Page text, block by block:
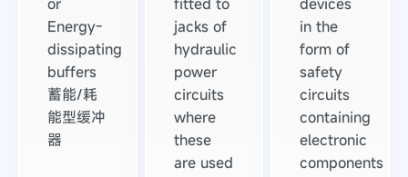
Energy-
dissipating
buffers
蓄能/耗
能型缓冲
器
jacks of
hydraulic
power
circuits
where
these
are used
in the
form of
safety
circuits
containing
electronic
components